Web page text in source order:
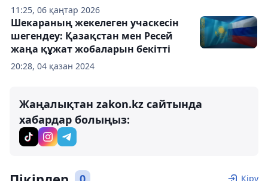
11:25, 06 қаңтар 2026
20:28, 04 қазан 2024
Шекараның жекелеген учаскесін
шегендеу: Қазақстан мен Ресей
жаңа құжат жобаларын бекітті
Жаңалықтан zakon.kz сайтында
хабардар болыңыз:
Кіру